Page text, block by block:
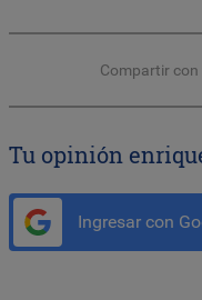
Compartir
Tu opinión
Ingresar con